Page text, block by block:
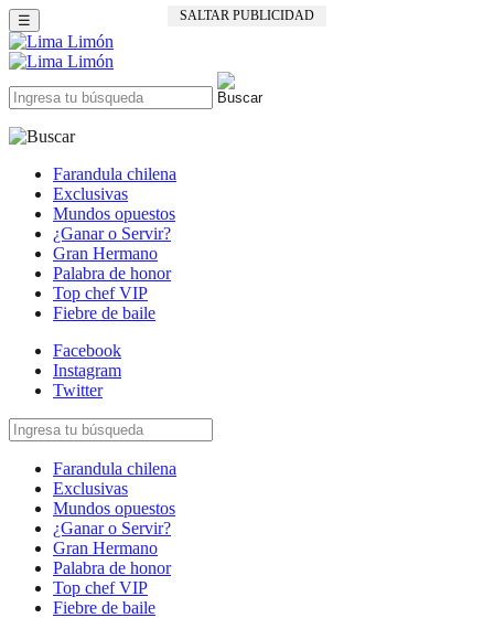
SALTAR PUBLICIDAD
☰
Farandula chilena
Exclusivas
Mundos opuestos
¿Ganar o Servir?
Gran Hermano
Palabra de honor
Top chef VIP
Fiebre de baile
Facebook
Instagram
Twitter
Farandula chilena
Exclusivas
Mundos opuestos
¿Ganar o Servir?
Gran Hermano
Palabra de honor
Top chef VIP
Fiebre de baile